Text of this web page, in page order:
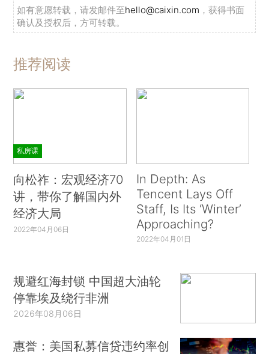
如有意愿转载，请发邮件至hello@caixin.com ，获得书面
确认及授权后，方可转载。
推荐阅读
私房课
向松祚：宏观经济70
讲，带你了解国内外
经济大局
2022年04月06日
In Depth: As
Tencent Lays Off
Staff, Is Its ‘Winter’
Approaching?
2022年04月01日
规避红海封锁 中国超大油轮
停靠埃及绕行非洲
2026年08月06日
惠誉：美国私募信贷违约率创